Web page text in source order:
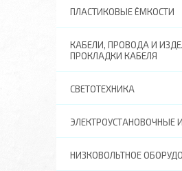
ПЛАСТИКОВЫЕ ЁМКОСТИ
КАБЕЛИ, ПРОВОДА И
ПРОКЛАДКИ КАБЕЛЯ
СВЕТОТЕХНИКА
ЭЛЕКТРОУСТАНОВОЧНЫЕ
НИЗКОВОЛЬТНОЕ